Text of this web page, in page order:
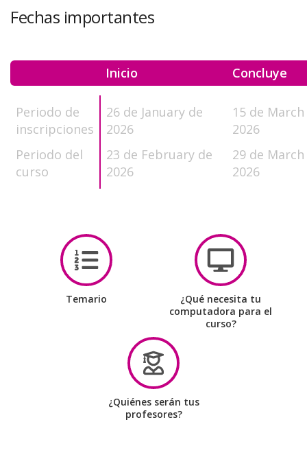
Fechas importantes
Inicio Concluye
Periodo de
inscripciones
26 de January de
2026
15 de
2026
Periodo del
curso
23 de February de
2026
29 de
2026
Temario
¿Qué necesita tu
computadora para el
curso?
¿Quiénes serán tus
profesores?